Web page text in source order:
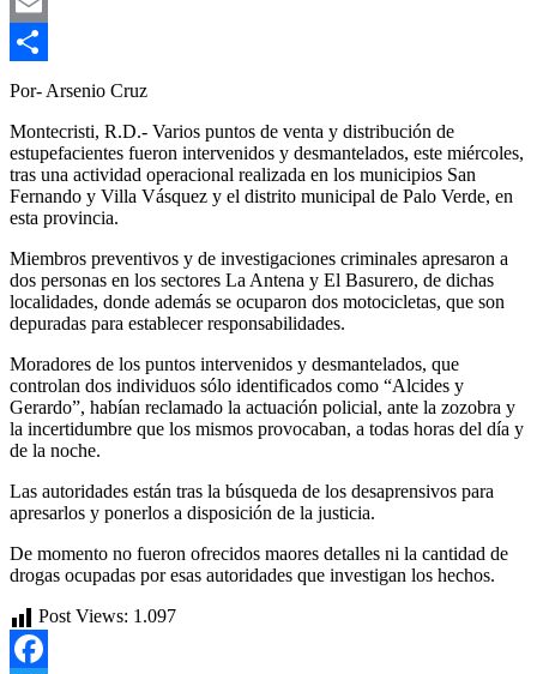
Email
Compartir
Por- Arsenio Cruz
Montecristi, R.D.- Varios puntos de venta y distribución de
estupefacientes fueron intervenidos y desmantelados, este miércoles,
tras una actividad operacional realizada en los municipios San
Fernando y Villa Vásquez y el distrito municipal de Palo Verde, en
esta provincia.
Miembros preventivos y de investigaciones criminales apresaron a
dos personas en los sectores La Antena y El Basurero, de dichas
localidades, donde además se ocuparon dos motocicletas, que son
depuradas para establecer responsabilidades.
Moradores de los puntos intervenidos y desmantelados, que
controlan dos individuos sólo identificados como “Alcides y
Gerardo”, habían reclamado la actuación policial, ante la zozobra y
la incertidumbre que los mismos provocaban, a todas horas del día y
de la noche.
Las autoridades están tras la búsqueda de los desaprensivos para
apresarlos y ponerlos a disposición de la justicia.
De momento no fueron ofrecidos maores detalles ni la cantidad de
drogas ocupadas por esas autoridades que investigan los hechos.
Post Views: 1.097